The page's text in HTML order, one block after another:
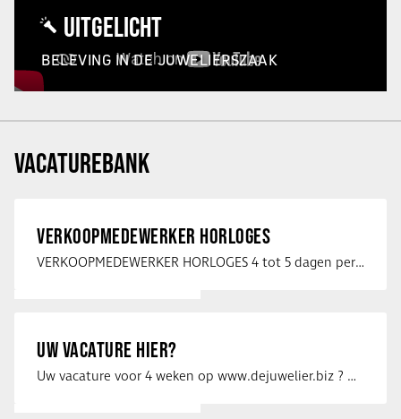
UITGELICHT
BELEVING IN DE JUWELIERSZAAK
VACATUREBANK
VERKOOPMEDEWERKER HORLOGES
VERKOOPMEDEWERKER HORLOGES 4 tot 5 dagen per week Heb jij een passie voor …
UW VACATURE HIER?
Uw vacature voor 4 weken op www.dejuwelier.biz ? Neem dan contact op met …